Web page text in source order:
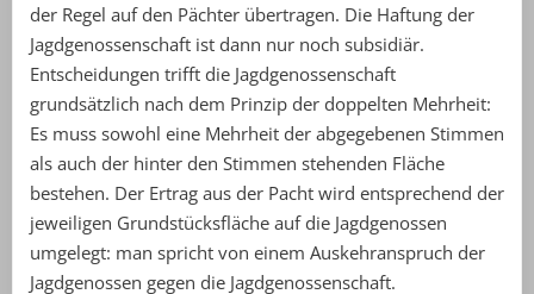
der Regel auf den Pächter übertragen. Die Haftung der
Jagdgenossenschaft ist dann nur noch subsidiär.
Entscheidungen trifft die Jagdgenossenschaft
grundsätzlich nach dem Prinzip der doppelten Mehrheit:
Es muss sowohl eine Mehrheit der abgegebenen Stimmen
als auch der hinter den Stimmen stehenden Fläche
bestehen. Der Ertrag aus der Pacht wird entsprechend der
jeweiligen Grundstücksfläche auf die Jagdgenossen
umgelegt: man spricht von einem Auskehranspruch der
Jagdgenossen gegen die Jagdgenossenschaft.